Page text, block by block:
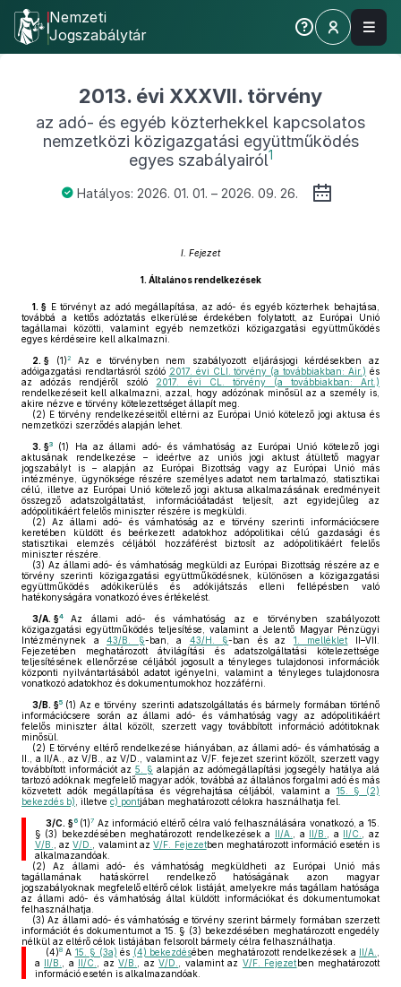
Nemzeti
Jogszabálytár
2013. évi XXXVII. törvény
az adó- és egyéb közterhekkel kapcsolatos
nemzetközi közigazgatási együttműködés
egyes szabályairól1
Hatályos: 2026. 01. 01. – 2026. 09. 26.
I. Fejezet
1. Általános rendelkezések
1. § E törvényt az adó megállapítása, az adó- és egyéb közterhek behajtása,
továbbá a kettős adóztatás elkerülése érdekében folytatott, az Európai Unió
tagállamai közötti, valamint egyéb nemzetközi közigazgatási együttműködés
egyes kérdéseire kell alkalmazni.
2. § (1)2
Az e törvényben nem szabályozott eljárásjogi kérdésekben az
adóigazgatási rendtartásról szóló 2017. évi CLI. törvény (a továbbiakban: Air.) és
az adózás rendjéről szóló 2017. évi CL. törvény (a továbbiakban: Art.)
rendelkezéseit kell alkalmazni, azzal, hogy adózónak minősül az a személy is,
akire nézve e törvény kötelezettséget állapít meg.
(2) E törvény rendelkezéseitől eltérni az Európai Unió kötelező jogi aktusa és
nemzetközi szerződés alapján lehet.
3. §3 (1)
Ha az állami adó- és vámhatóság az Európai Unió kötelező jogi
aktusának rendelkezése – ideértve az uniós jogi aktust átültető magyar
jogszabályt is – alapján az Európai Bizottság vagy az Európai Unió más
intézménye, ügynöksége részére személyes adatot nem tartalmazó, statisztikai
célú, illetve az Európai Unió kötelező jogi aktusa alkalmazásának eredményeit
összegző adatszolgáltatást, információátadást teljesít, azt egyidejűleg az
adópolitikáért felelős miniszter részére is megküldi.
(2) Az állami adó- és vámhatóság az e törvény szerinti információcsere
keretében küldött és beérkezett adatokhoz adópolitikai célú gazdasági és
statisztikai elemzés céljából hozzáférést biztosít az adópolitikáért felelős
miniszter részére.
(3) Az állami adó- és vámhatóság megküldi az Európai Bizottság részére az e
törvény szerinti közigazgatási együttműködésnek, különösen a közigazgatási
együttműködés adókikerülés és adókijátszás elleni fellépésben való
hatékonyságára vonatkozó éves értékelést.
3/A. §4
Az állami adó- és vámhatóság az e törvényben szabályozott
közigazgatási együttműködés teljesítése, valamint a Jelentő Magyar Pénzügyi
Intézménynek a43/B. §-ban, a 43/H. §-ban és az 1. melléklet II–VII.
Fejezetében meghatározott átvilágítási és adatszolgáltatási kötelezettsége
teljesítésének ellenőrzése céljából jogosult a tényleges tulajdonosi információk
központi nyilvántartásából adatot igényelni, valamint a tényleges tulajdonosra
vonatkozó adatokhoz és dokumentumokhoz hozzáférni.
3/B. §5 (1) Az e törvény szerinti adatszolgáltatás és bármely formában történő
információcsere során az állami adó- és vámhatóság vagy az adópolitikáért
felelős miniszter által közölt, szerzett vagy továbbított információ adótitoknak
minősül.
(2) E törvény eltérő rendelkezése hiányában, az állami adó- és vámhatóság a
II., a II/A., az V/B., az V/D., valamint az V/F. fejezet szerint közölt, szerzett vagy
továbbított információt az 5. § alapján az adómegállapítási jogsegély hatálya alá
tartozó adóknak megfelelő magyar adók, továbbá az általános forgalmi adó és más
közvetett adók megállapítása és végrehajtása céljából, valamint a 15. § (2)
bekezdés b) , illetve c) pontjában meghatározott célokra használhatja fel.
3/C. §6 (1)7 Az információ eltérő célra való felhasználására vonatkozó, a 15.
§ (3) bekezdésében meghatározott rendelkezések a II/A. , a II/B. , a II/C.
, az
V/B.
, azV/D. , valamint azV/F. Fejezetben meghatározott információ esetén is
alkalmazandóak.
(2) Az állami adó- és vámhatóság megküldheti az Európai Unió más
tagállamának hatáskörrel rendelkező hatóságának azon magyar
jogszabályoknak megfelelő eltérő célok listáját, amelyekre más tagállam hatósága
az állami adó- és vámhatóság által küldött információkat és dokumentumokat
felhasználhatja.
(3) Az állami adó- és vámhatóság e törvény szerint bármely formában szerzett
információt és dokumentumot a 15. § (3) bekezdésében meghatározott engedély
nélkül az eltérő célok listájában felsorolt bármely célra felhasználhatja.
(4)8A 15. § (3a) és (4) bekezdésében meghatározott rendelkezések a II/A.
a II/B. , a II/C. , azV/B. , azV/D. , valamint az V/F. Fejezetben meghatározott
információ esetén is alkalmazandóak.